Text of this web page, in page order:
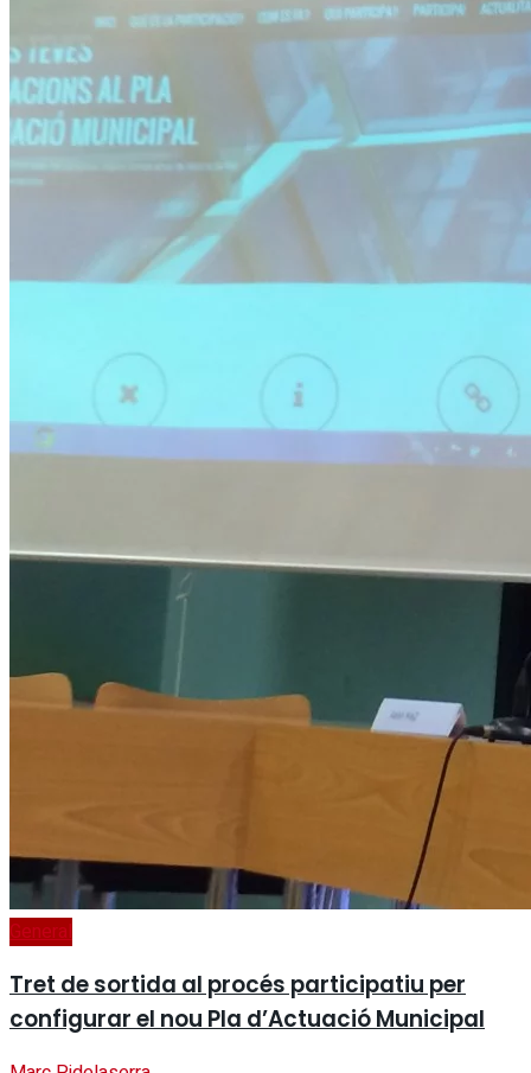
General
Tret de sortida al procés participatiu per
configurar el nou Pla d’Actuació Municipal